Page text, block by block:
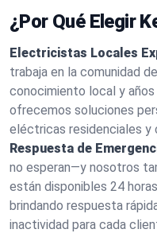
¿Por Qué Elegir
Electricistas Locales
trabaja en la comunidad
conocimiento local y
ofrecemos soluciones
eléctricas residenciales y
Respuesta de
no esperan—y nosotros
están disponibles 24
brindando respuesta
inactividad para cada